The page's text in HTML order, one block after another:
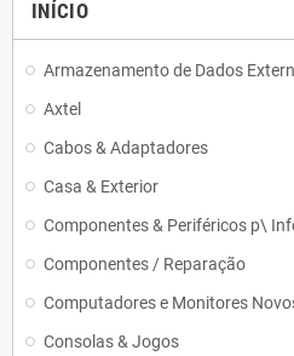
INÍCIO
Armazenamento de Dados
Axtel
Cabos & Adaptadores
Casa & Exterior
Componentes & Periféricos p\
Componentes / Reparação
Computadores e Monitores
Consolas & Jogos